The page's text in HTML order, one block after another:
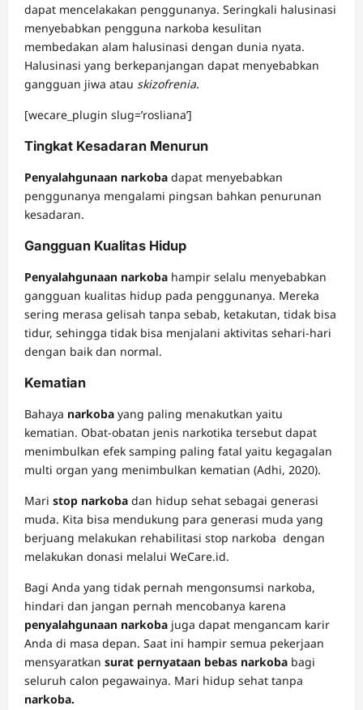
dapat mencelakakan penggunanya. Seringkali halusinasi
menyebabkan pengguna narkoba kesulitan
membedakan alam halusinasi dengan dunia nyata.
Halusinasi yang berkepanjangan dapat menyebabkan
gangguan jiwa atau skizofrenia.
[wecare_plugin slug=’rosliana’]
Tingkat Kesadaran Menurun
Penyalahgunaan narkoba dapat menyebabkan
penggunanya mengalami pingsan bahkan penurunan
kesadaran.
Gangguan Kualitas Hidup
Penyalahgunaan narkoba hampir selalu menyebabkan
gangguan kualitas hidup pada penggunanya. Mereka
sering merasa gelisah tanpa sebab, ketakutan, tidak bisa
tidur, sehingga tidak bisa menjalani aktivitas sehari-hari
dengan baik dan normal.
Kematian
Bahaya narkoba yang paling menakutkan yaitu
kematian. Obat-obatan jenis narkotika tersebut dapat
menimbulkan efek samping paling fatal yaitu kegagalan
multi organ yang menimbulkan kematian (Adhi, 2020).
Mari stop narkoba dan hidup sehat sebagai generasi
muda. Kita bisa mendukung para generasi muda yang
berjuang melakukan rehabilitasi stop narkoba dengan
melakukan donasi melalui WeCare.id.
Bagi Anda yang tidak pernah mengonsumsi narkoba,
hindari dan jangan pernah mencobanya karena
penyalahgunaan narkoba juga dapat mengancam karir
Anda di masa depan. Saat ini hampir semua pekerjaan
mensyaratkan surat pernyataan bebas narkoba bagi
seluruh calon pegawainya. Mari hidup sehat tanpa
narkoba.